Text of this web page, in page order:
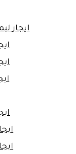
ايجار